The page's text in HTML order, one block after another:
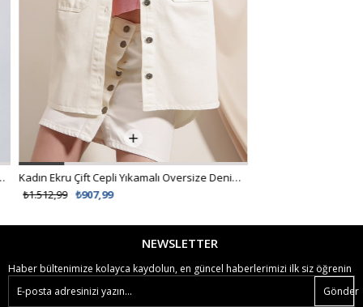
Kadın Ekru Çift Cepli Yıkamalı Oversize Denim Ceket ALC-X8152
₺907,99
₺1.512,99
NEWSLETTER
Haber bültenimize kolayca kaydolun, en güncel haberlerimizi ilk siz öğrenin
Gönder